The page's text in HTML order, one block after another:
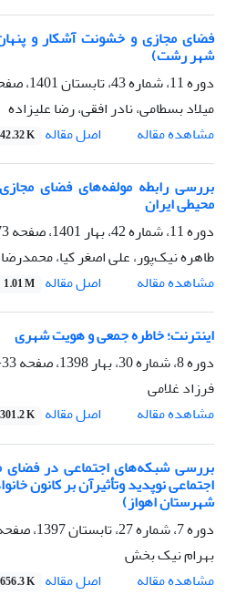
فضای مجازی و خشونت آشکار و
شهر رشت)
دوره 11، شماره 43، تابستان 1401، صفحه
میلاد بسطامی، نادر افقی، رضا علیزاده
مشاهده مقاله
اصل مقاله K
بررسی رابطه مولفه‌های فضای
محیطی ایران
دوره 11، شماره 42، بهار 1401، صفحه
طاهره نیک‌پور، علی اصغر کیا،
مشاهده مقاله
اصل مقاله 1.01 M
اینترنت؛ خاطره جمعی و هویت شهری
دوره 8، شماره 30، بهار 1398، صفحه
33-49
فرزاد غلامی
مشاهده مقاله
اصل مقاله 301.2 K
بررسی شبکه‌های اجتماعی در فضای
شهرستان اهواز)
دوره 7، شماره 27، تابستان 1397، صفحه
بهرام نیک بخش
مشاهده مقاله
اصل مقاله 656.3 K